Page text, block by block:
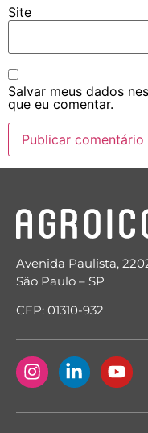
Site
Salvar meus dados
que eu comentar.
Avenida Paulista,
São Paulo – SP
CEP: 01310-932